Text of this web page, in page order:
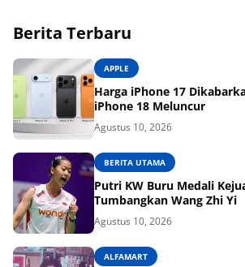
Berita Terbaru
APPLE
Harga iPhone 17
iPhone 18 Meluncur
Agustus 10, 2026
BERITA UTAMA
Putri KW Buru Medali
Tumbangkan Wang Zhi Yi
Agustus 10, 2026
ALFAMART